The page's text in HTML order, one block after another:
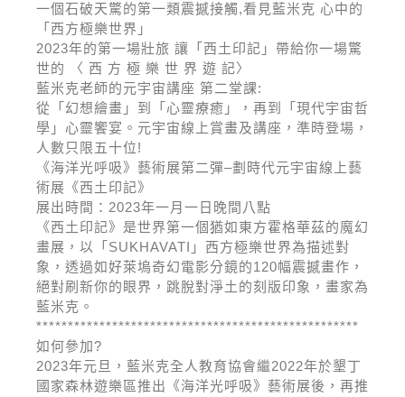
一個石破天驚的第一類震撼接觸,看見藍米克 心中的
「西方極樂世界」
2023年的第一場壯旅 讓「西土印記」帶給你一場驚
世的 〈 西 方 極 樂 世 界 遊 記〉
藍米克老師的元宇宙講座 第二堂課:
從「幻想繪畫」到「心靈療癒」，再到「現代宇宙哲
學」心靈饗宴。元宇宙線上賞畫及講座，準時登場，
人數只限五十位!
《海洋光呼吸》藝術展第二彈–劃時代元宇宙線上藝
術展《西土印記》
展出時間：2023年一月一日晚間八點
《西土印記》是世界第一個猶如東方霍格華茲的魔幻
畫展，以「SUKHAVATI」西方極樂世界為描述對
象，透過如好萊塢奇幻電影分鏡的120幅震撼畫作，
絕對刷新你的眼界，跳脫對淨土的刻版印象，畫家為
藍米克。
***************************************************
如何參加?
2023年元旦，藍米克全人教育協會繼2022年於墾丁
國家森林遊樂區推出《海洋光呼吸》藝術展後，再推